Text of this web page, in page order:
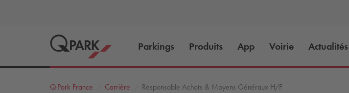
Parkings Produits App Voirie Actualités
Q-Park France Carrière Responsable Achats & Moyens Généraux H/F